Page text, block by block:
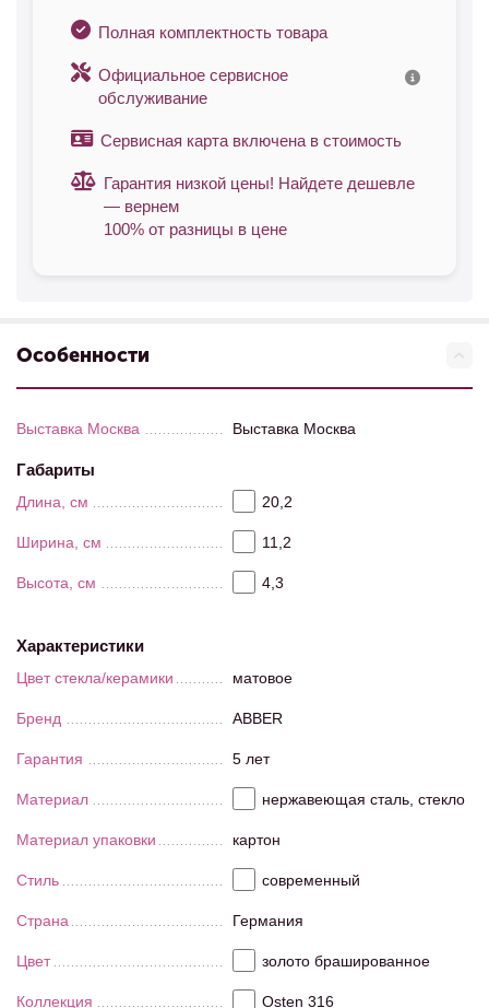
Полная комплектность товара
Официальное сервисное
обслуживание
Сервисная карта включена в стоимость
Гарантия низкой цены! Найдете дешевле
— вернем
100% от разницы в цене
Особенности
Выставка Москва Выставка Москва
Габариты
Длина, см 20,2
Ширина, см 11,2
Высота, см 4,3
Характеристики
Цвет стекла/керамики матовое
Бренд ABBER
Гарантия 5 лет
Материал нержавеющая сталь, стекло
Материал упаковки картон
Стиль современный
Страна Германия
Цвет золото брашированное
Коллекция Osten 316